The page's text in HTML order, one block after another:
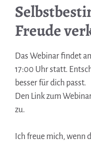
Freude
Das Webinar findet
17:00 Uhr statt.
besser für dich passt.
Den Link zum
zu.
Ich freue mich, wenn